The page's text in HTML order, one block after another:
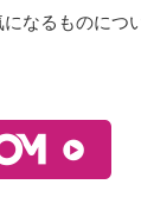
なるものにつ